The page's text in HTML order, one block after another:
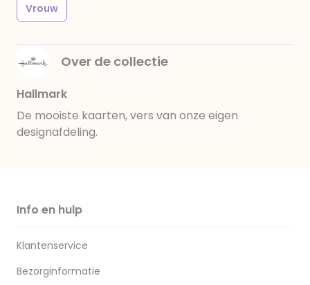
Vrouw
Over de collectie
Hallmark
De mooiste kaarten, vers van onze eigen
designafdeling.
Info en hulp
Klantenservice
Bezorginformatie